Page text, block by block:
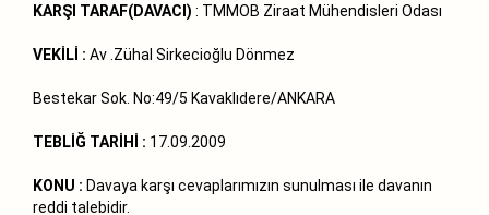
KARŞI TARAF(DAVACI) : TMMOB Ziraat Mühendisleri Odası
VEKİLİ : Av .Zühal Sirkecioğlu Dönmez
Bestekar Sok. No:49/5 Kavaklıdere/ANKARA
TEBLİĞ TARİHİ : 17.09.2009
KONU : Davaya karşı cevaplarımızın sunulması ile davanın
reddi talebidir.